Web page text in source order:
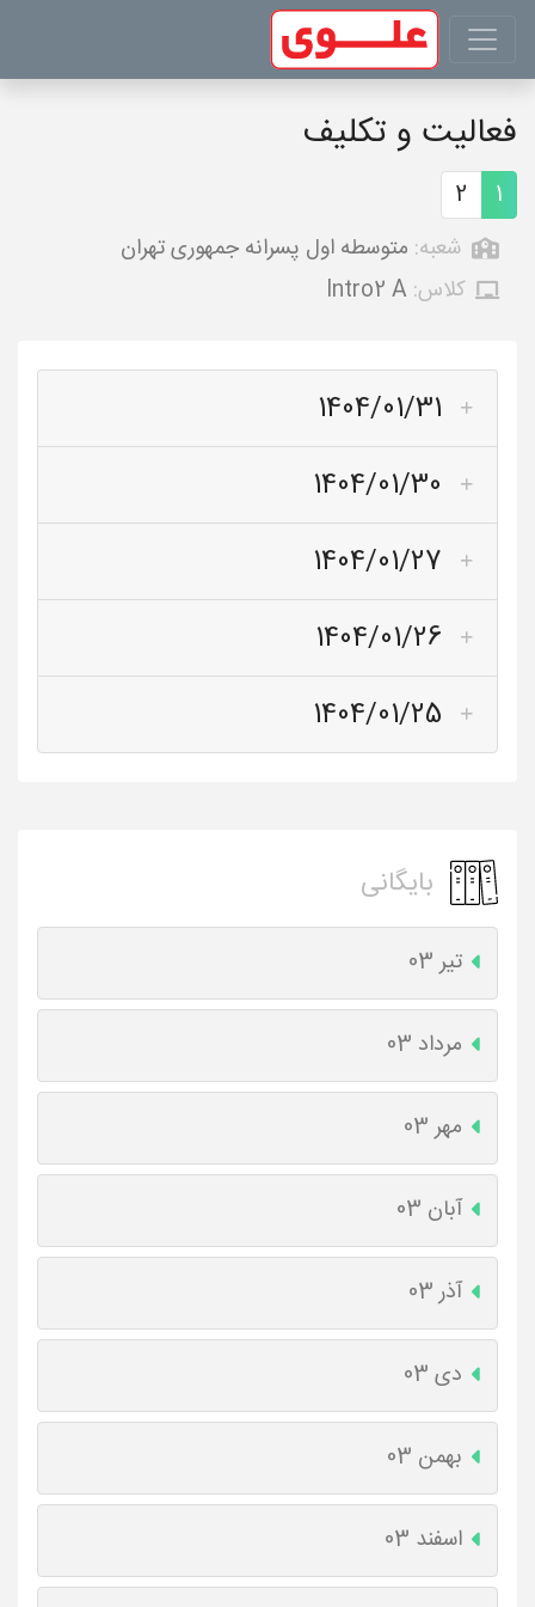
فعالیت و تکلیف
1
2
شعبه: متوسطه اول پسرانه جمهوری تهران
کلاس: Intro2 A
1404/01/31
1404/01/30
1404/01/27
1404/01/26
1404/01/25
بایگانی
تیر 03
مرداد 03
مهر 03
آبان 03
آذر 03
دی 03
بهمن 03
اسفند 03